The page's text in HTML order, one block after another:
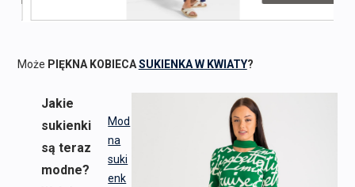
Może PIĘKNA KOBIECASUKIENKA W KWIATY?
Mod
na
suki
enk
Jakie
sukienki
są teraz
modne?